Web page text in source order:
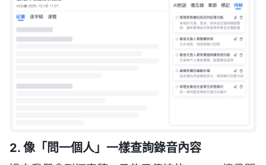
2. 像「問一個人」一樣查詢錄音內容